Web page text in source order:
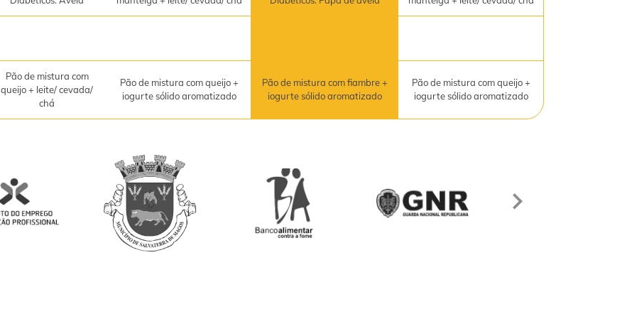
Pão de mistura com
queijo + leite/ cevada/
chá
Pão de mistura com queijo +
iogurte sólido aromatizado
Pão de mistura com fiambre +
iogurte sólido aromatizado
Pão de mistura com queijo +
iogurte sólido aromatizado